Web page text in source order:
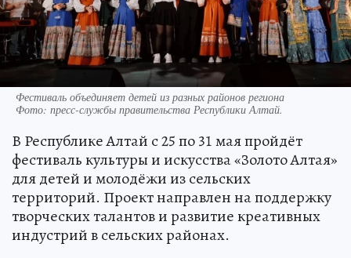
Фестиваль объединяет детей из разных районов региона
Фото: пресс-службы правительства Республики Алтай.
В Республике Алтай с 25 по 31 мая пройдёт
фестиваль культуры и искусства «Золото Алтая»
для детей и молодёжи из сельских
территорий. Проект направлен на поддержку
творческих талантов и развитие креативных
индустрий в сельских районах.